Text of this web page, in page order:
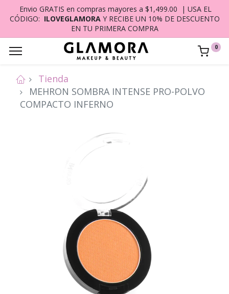
Envio GRATIS en compras mayores a $1,499.00 | USA EL
CÓDIGO: ILOVEGLAMORA Y RECIBE UN 10% DE DESCUENTO
EN TU PRIMERA COMPRA
0
Tienda
MEHRON SOMBRA INTENSE PRO-POLVO
COMPACTO INFERNO